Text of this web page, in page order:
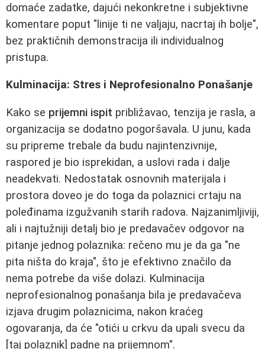
domaće zadatke, dajući nekonkretne i subjektivne
komentare poput "linije ti ne valjaju, nacrtaj ih bolje",
bez praktičnih demonstracija ili individualnog
pristupa.
Kulminacija: Stres i Neprofesionalno Ponašanje
Kako se prijemni ispit približavao, tenzija je rasla, a
organizacija se dodatno pogoršavala. U junu, kada
su pripreme trebale da budu najintenzivnije,
raspored je bio isprekidan, a uslovi rada i dalje
neadekvati. Nedostatak osnovnih materijala i
prostora doveo je do toga da polaznici crtaju na
poleđinama izgužvanih starih radova. Najzanimljiviji,
ali i najtužniji detalj bio je predavačev odgovor na
pitanje jednog polaznika: rečeno mu je da ga "ne
pita ništa do kraja", što je efektivno značilo da
nema potrebe da više dolazi. Kulminacija
neprofesionalnog ponašanja bila je predavačeva
izjava drugim polaznicima, nakon kraćeg
ogovaranja, da će "otići u crkvu da upali svecu da
[taj polaznik] padne na prijemnom".